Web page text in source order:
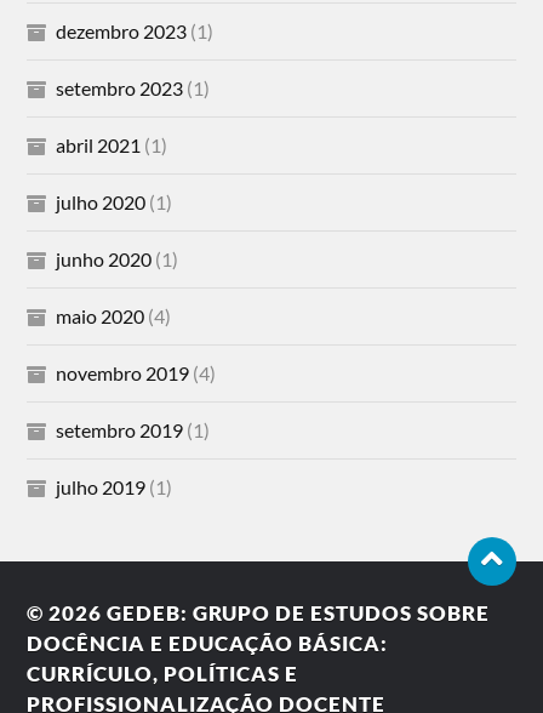
dezembro 2023 (1)
setembro 2023 (1)
abril 2021 (1)
julho 2020 (1)
junho 2020 (1)
maio 2020 (4)
novembro 2019 (4)
setembro 2019 (1)
julho 2019 (1)
© 2026GEDEB: GRUPO DE ESTUDOS SOBRE
DOCÊNCIA E EDUCAÇÃO BÁSICA:
CURRÍCULO, POLÍTICAS E
PROFISSIONALIZAÇÃO DOCENTE